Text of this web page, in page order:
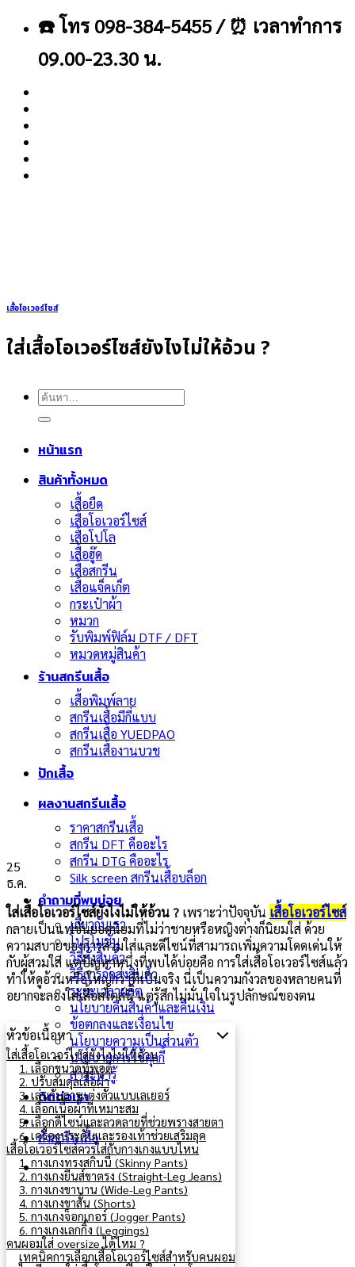
เนื้อหา
☎️ โทร 098-384-5455 / ⏰ เวลาทำการ
09.00-23.30 น.
ค้นหา:
หน้าแรก
สินค้าทั้งหมด
เสื้อยืด
เสื้อโอเวอร์ไซส์
เสื้อโปโล
เสื้อฮู๊ด
เสื้อสกรีน
เสื้อแจ็คเก็ต
กระเป๋าผ้า
หมวก
รับพิมพ์ฟิล์ม DTF / DFT
หมวดหมู่สินค้า
ร้านสกรีนเสื้อ
เสื้อพิมพ์ลาย
สกรีนเสื้อมีกี่แบบ
สกรีนเสื้อ YUEDPAO
สกรีนเสื้องานบวช
ปักเสื้อ
ผลงานสกรีนเสื้อ
ราคาสกรีนเสื้อ
สกรีน DFT คืออะไร
สกรีน DTG คืออะไร
Silk screen สกรีนเสื้อบล็อก
คำถามที่พบบ่อย
เกี่ยวกับเรา
โปรโมชั่น
วิธีสั่งสินค้า
วิธีการจัดส่งสินค้า
ระยะเวลาผลิต
นโยบายคืนสินค้าและคืนเงิน
ข้อตกลงและเงื่อนไข
นโยบายความเป็นส่วนตัว
นโยบายการใช้คุกกี้
สาระน่ารู้
ติดต่อเรา
สั่งสกรีนเสื้อ
เสื้อโอเวอร์ไซส์
ใส่เสื้อโอเวอร์ไซส์ยังไงไม่ให้อ้วน ?
25
ธ.ค.
ใส่เสื้อโอเวอร์ไซส์ยังไงไม่ให้อ้วน ? เพราะว่าปัจจุบัน เสื้อโอเวอร์ไซส์
กลายเป็นแฟชั่นยอดนิยมที่ไม่ว่าชายหรือหญิงต่างก็นิยมใส่ ด้วย
ความสบายของการสวมใส่และดีไซน์ที่สามารถเพิ่มความโดดเด่นให้
กับผู้สวมใส่ แต่ปัญหาหนึ่งที่พบได้บ่อยคือ การใส่เสื้อโอเวอร์ไซส์แล้ว
ทำให้ดูอ้วนหรือใหญ่กว่าที่เป็นจริง นี่เป็นความกังวลของหลายคนที่
อยากจะลองใส่เสื้อสไตล์นี้ แต่รู้สึกไม่มั่นใจในรูปลักษณ์ของตน
หัวข้อเนื้อหา
ใส่เสื้อโอเวอร์ไซส์ยังไงไม่ให้อ้วน
1. เลือกขนาดที่พอดี
2. ปรับสมดุลเสื้อผ้า
3. เล่นกับการแต่งตัวแบบเลเยอร์
4. เลือกเนื้อผ้าที่เหมาะสม
5. เลือกดีไซน์และลวดลายที่ช่วยพรางสายตา
6. เครื่องประดับและรองเท้าช่วยเสริมลุค
เสื้อโอเวอร์ไซส์ควรใส่กับกางเกงแบบไหน
1. กางเกงทรงสกินนี่ (Skinny Pants)
2. กางเกงยีนส์ขาตรง (Straight-Leg Jeans)
3. กางเกงขาบาน (Wide-Leg Pants)
4. กางเกงขาสั้น (Shorts)
5. กางเกงจ็อกเกอร์ (Jogger Pants)
6. กางเกงเลกกิ้ง (Leggings)
คนผอมใส่ oversize ได้ไหม ?
เทคนิคการเลือกเสื้อโอเวอร์ไซส์สำหรับคนผอม